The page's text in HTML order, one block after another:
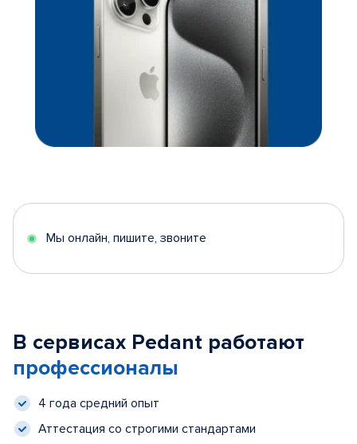
Мы онлайн, пишите, звоните
В сервисах Pedant работают
профессионалы
4 года средний опыт
Аттестация со строгими стандартами